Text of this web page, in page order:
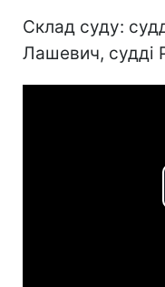
Склад суду:
Лашевич, судді